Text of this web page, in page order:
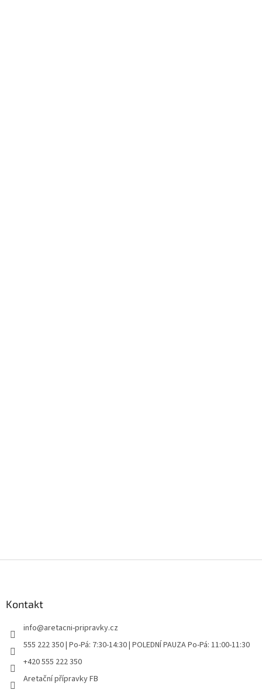
Kontakt
info@aretacni-pripravky.cz
555 222 350 | Po-Pá: 7:30-14:30 | POLEDNÍ PAUZA Po-Pá: 11:00-11:30
+420 555 222 350
Aretační přípravky FB